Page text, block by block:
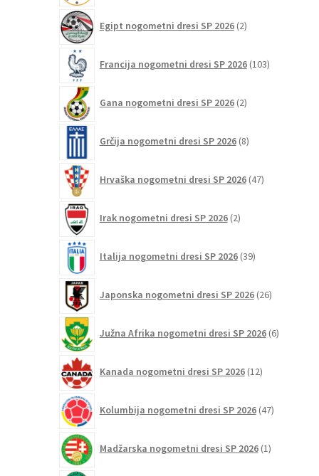
Egipt nogometni dresi SP 2026 2izdelka
Francija nogometni dresi SP 2026 103izdelki
Gana nogometni dresi SP 2026 2izdelka
Grčija nogometni dresi SP 2026 8izdelkov
Hrvaška nogometni dresi SP 2026 47izdelkov
Irak nogometni dresi SP 2026 2izdelka
Italija nogometni dresi SP 2026 39izdelkov
Japonska nogometni dresi SP 2026 26izdelkov
Južna Afrika nogometni dresi SP 2026 6izdelkov
Kanada nogometni dresi SP 2026 12izdelkov
Kolumbija nogometni dresi SP 2026 47izdelkov
Madžarska nogometni dresi SP 2026 1izdelek